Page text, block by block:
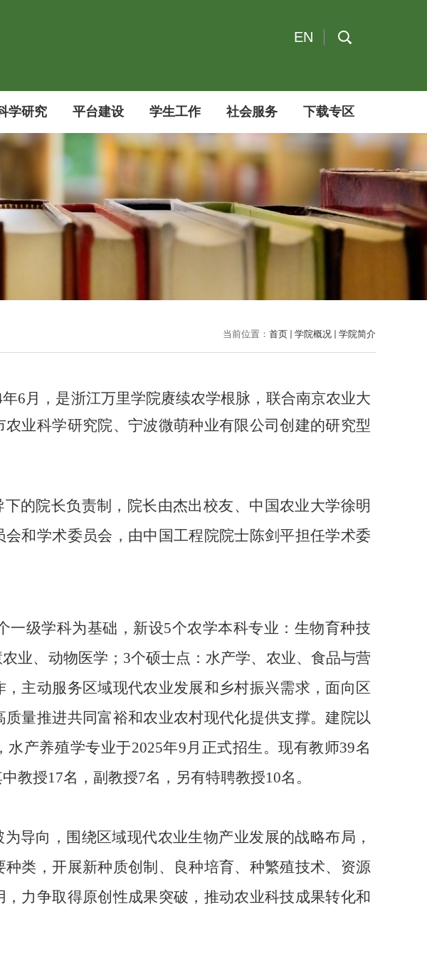
EN
学研究 平台建设 学生工作 社会服务 下载专区
当前位置： 首页 学院概况 学院简介
6月，是浙江万里学院赓续农学根脉，联合南京农业大
业科学研究院、宁波微萌种业有限公司创建的研究型
的院长负责制，院长由杰出校友、中国农业大学徐明
和学术委员会，由中国工程院院士陈剑平担任学术委
一级学科为基础，新设5个农学本科专业：生物育种技
业、动物医学；3个硕士点：水产学、农业、食品与营
主动服务区域现代农业发展和乡村振兴需求，面向区
量推进共同富裕和农业农村现代化提供支撑。建院以
产养殖学专业于2025年9月正式招生。现有教师39名
教授17名，副教授7名，另有特聘教授10名。
导向，围绕区域现代农业生物产业发展的战略布局，
类，开展新种质创制、良种培育、种繁殖技术、资源
力争取得原创性成果突破，推动农业科技成果转化和